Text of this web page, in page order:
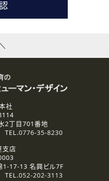
企業の皆様
めに利用いたします。
ールのいずれかの方法とい
連絡のために利用いたしま
回答するために利用いたし
ールのいずれかの方法とい
等の規定に従う場合を除き、
基準を満たした委託先に、個
社
2丁目701番地
TEL.0776-35-8230
支店
1-17-13 名興ビル7F
TEL.052-202-3113